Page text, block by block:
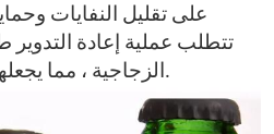
على تقليل النفايات
تتطلب عملية إعادة التدوير
الزجاجية ، مما يجعلها خيار تعبئة أكثر استدامة.